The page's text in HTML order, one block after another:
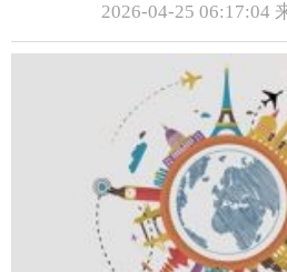
2026-04-25 06:17:04